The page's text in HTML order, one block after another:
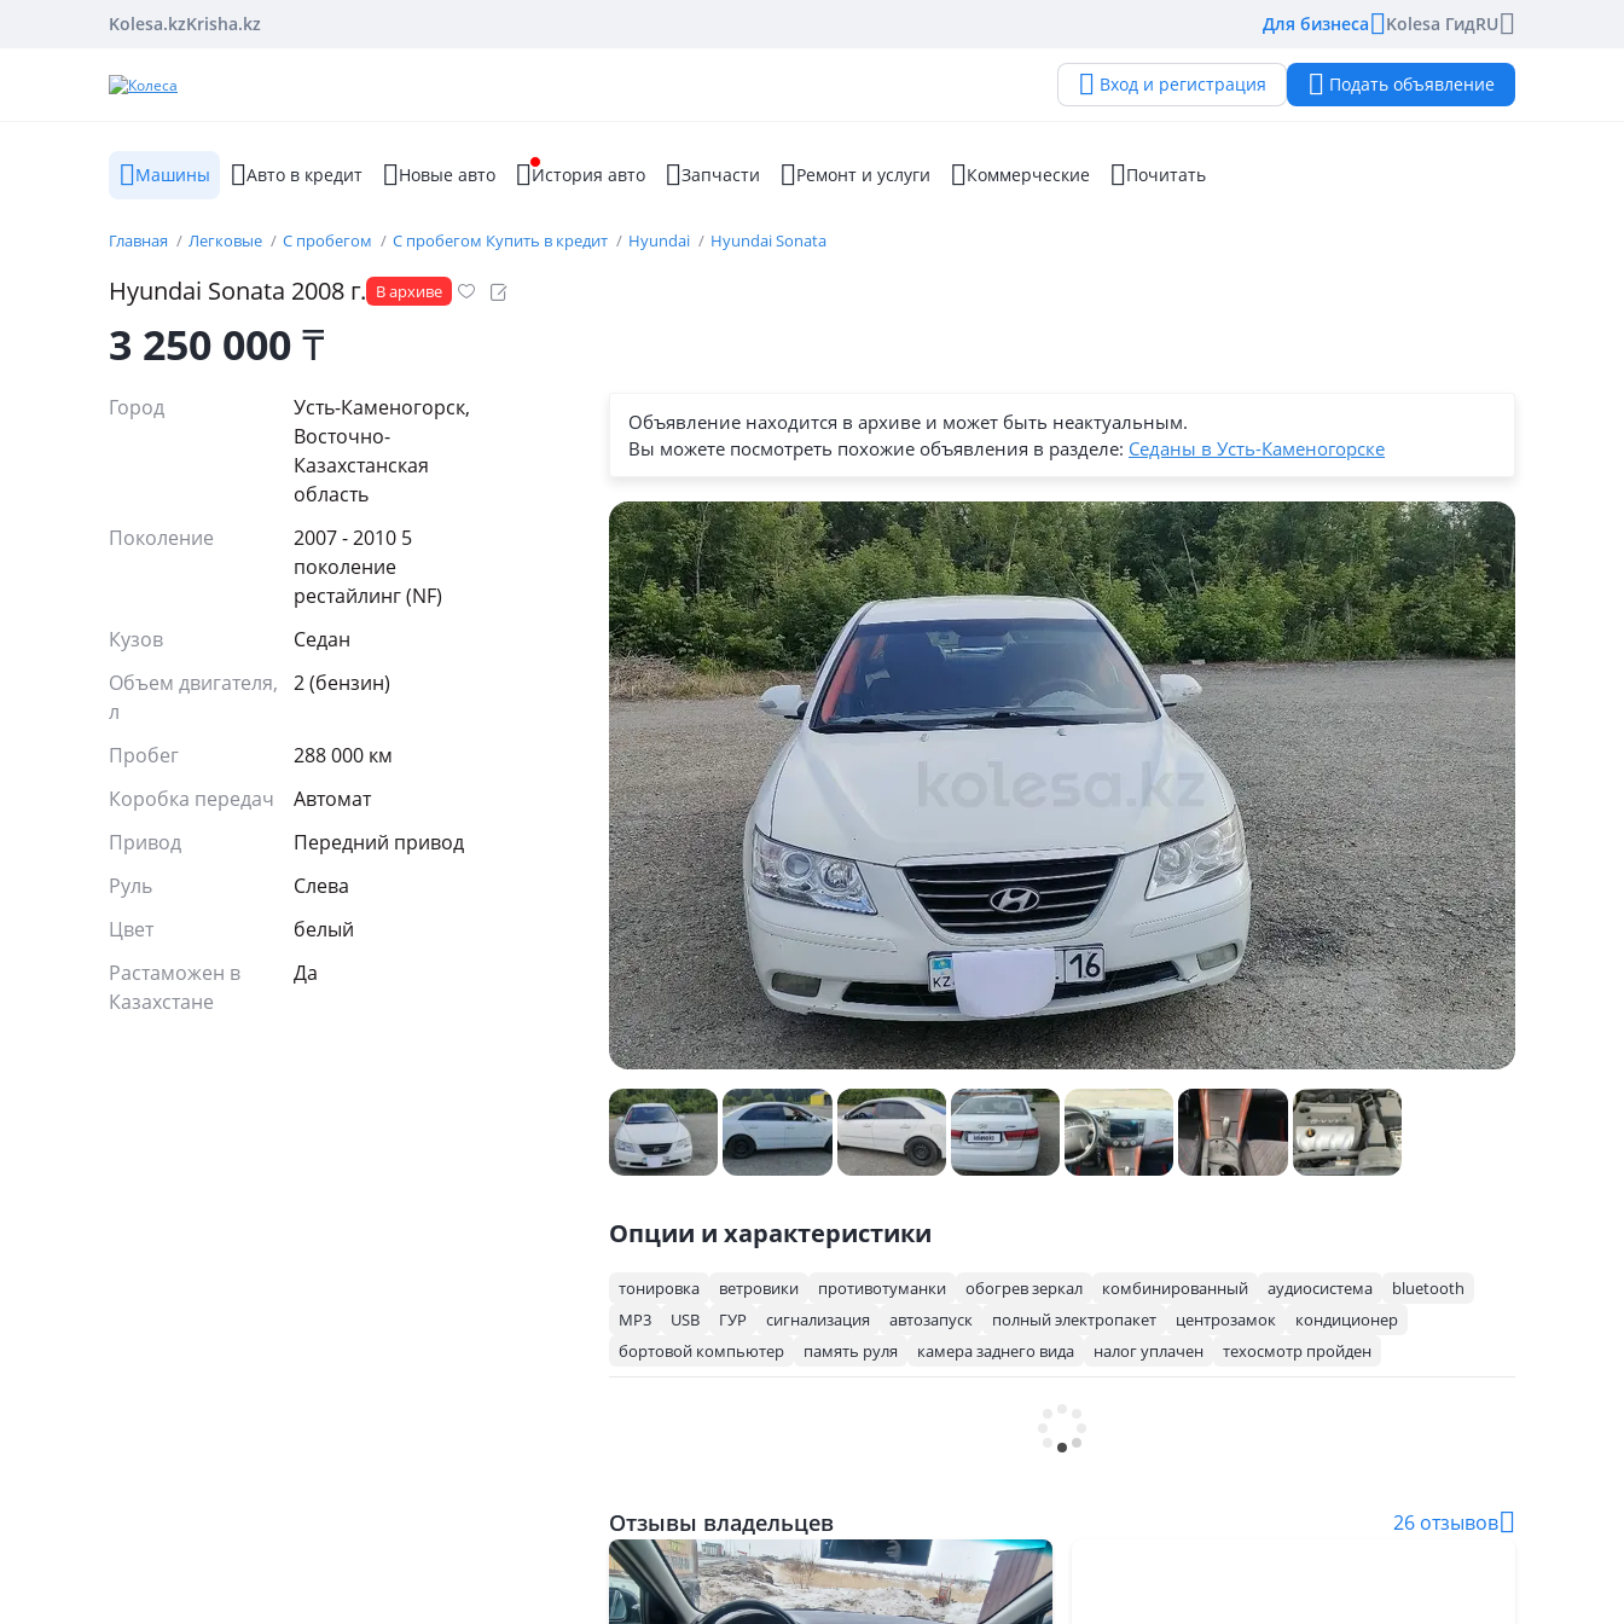
Kolesa.kzKrisha.kz Для бизнеса Kolesa ГидRU
Вход и регистрация Подать объявление
Машины Авто в кредит Новые авто История авто Запчасти Ремонт и услуги Коммерческие Почитать
Главная Легковые С пробегом С пробегом Купить в кредит Hyundai Hyundai Sonata
Hyundai Sonata 2008 г. В архиве
3 250 000₸
Город
Усть-Каменогорск,
Восточно-
Казахстанская
область
Поколение
2007 - 2010 5
поколение
рестайлинг (NF)
Кузов
Седан
Объем двигателя,
л
2 (бензин)
Пробег
288 000 км
Коробка передач
Автомат
Привод
Передний привод
Руль
Слева
Цвет
белый
Растаможен в
Казахстане
Да
Объявление находится в архиве и может быть неактуальным.
Вы можете посмотреть похожие объявления в разделе: Седаны в Усть-Каменогорске
Опции и характеристики
тонировка ветровики противотуманки обогрев зеркал комбинированный аудиосистема
bluetooth
MP3
USB ГУР сигнализация автозапуск полный электропакет центрозамок
кондиционер
бортовой компьютер
память руля камера заднего вида налог уплачен техосмотр пройден
Отзывы владельцев 26 отзывов